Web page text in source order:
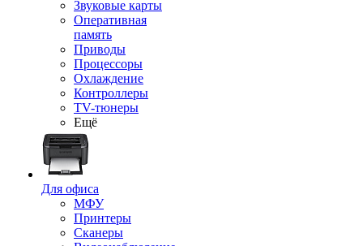
Звуковые карты
Оперативная
память
Приводы
Процессоры
Охлаждение
Контроллеры
TV-тюнеры
Ещё
Для офиса
МФУ
Принтеры
Сканеры